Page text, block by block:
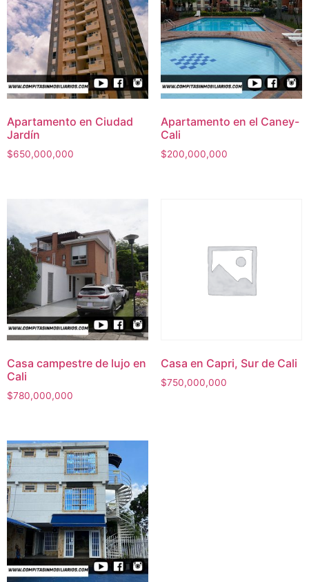
Apartamento en Ciudad
Jardín
$650,000,000
Apartamento en el Caney-
Cali
$200,000,000
Casa campestre de lujo en
Cali
$780,000,000
Casa en Capri, Sur de Cali
$750,000,000